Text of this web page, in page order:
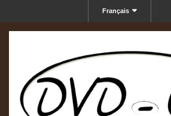
Français